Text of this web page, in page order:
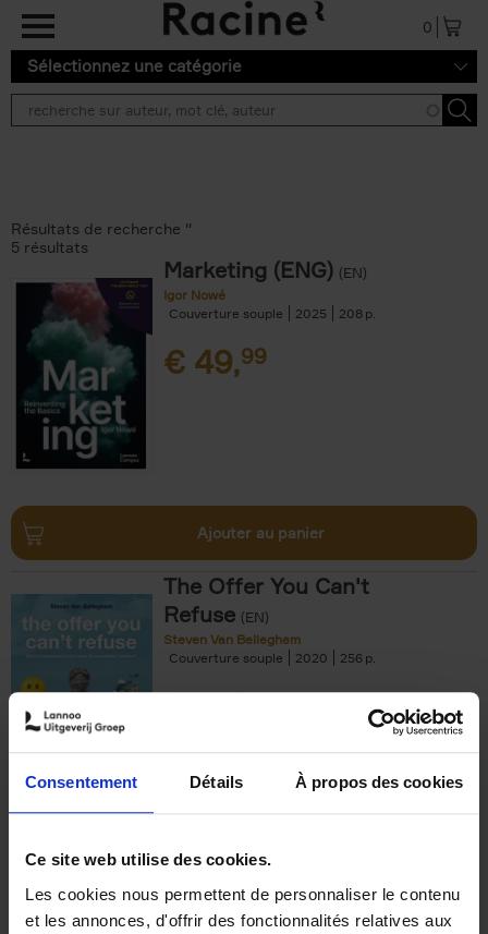
Consentement Détails À propos des cookies
Ce site web utilise des cookies.
Les cookies nous permettent de personnaliser le contenu
et les annonces, d'offrir des fonctionnalités relatives aux
Aller au contenu principal
0
Sélectionnez une catégorie
Résultats de recherche ''
5 résultats
Marketing (ENG) (EN)
Igor Nowé
Couverture souple
2025 208
€ 49,99
Ajouter au panier
The Offer You Can't
Refuse (EN)
Steven Van Belleghem
Couverture souple
2020 256
€37,50
Building Bonds = Building